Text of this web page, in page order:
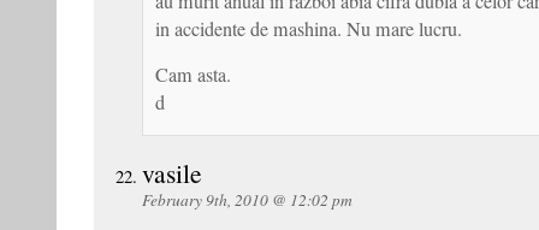
in accidente de mashina. Nu mare lucru.
Cam asta.
d
vasile
February 9th, 2010 @ 12:02 pm